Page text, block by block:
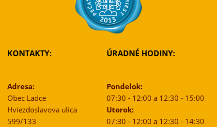
KONTAKTY:
Adresa:
Obec Ladce
Hviezdoslavova ulica
599/133
ÚRADNÉ HODINY:
Pondelok:
07:30 - 12:00 a 12:30 - 15:00
Utorok:
07:30 - 12:00 a 12:30 - 14:30